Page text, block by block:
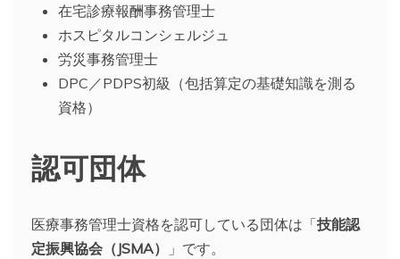
在宅診療報酬事務管理士
ホスピタルコンシェルジュ
労災事務管理士
DPC／PDPS初級（包括算定の基礎知識を測る
資格）
認可団体
医療事務管理士資格を認可している団体は「技能認
定振興協会（JSMA）
」です。